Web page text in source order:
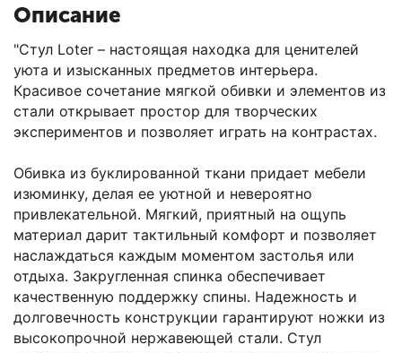
Описание
"Стул Loter – настоящая находка для ценителей
уюта и изысканных предметов интерьера.
Красивое сочетание мягкой обивки и элементов из
стали открывает простор для творческих
экспериментов и позволяет играть на контрастах.
Обивка из буклированной ткани придает мебели
изюминку, делая ее уютной и невероятно
привлекательной. Мягкий, приятный на ощупь
материал дарит тактильный комфорт и позволяет
наслаждаться каждым моментом застолья или
отдыха. Закругленная спинка обеспечивает
качественную поддержку спины. Надежность и
долговечность конструкции гарантируют ножки из
высокопрочной нержавеющей стали. Стул